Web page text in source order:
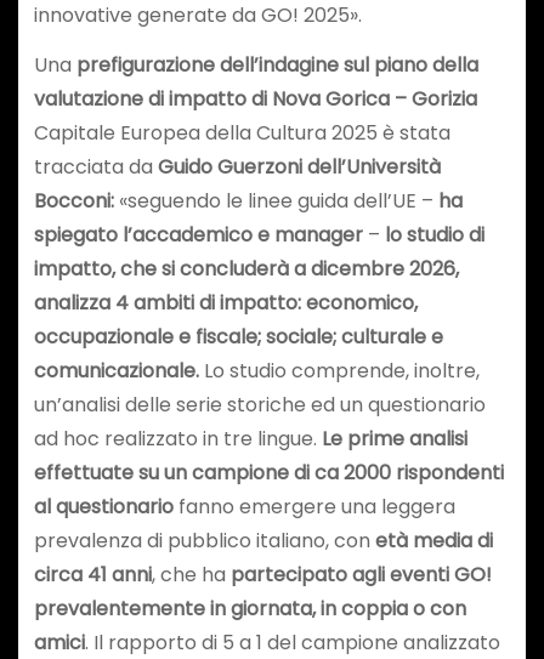
innovative generate da GO! 2025».
Una prefigurazione dell’indagine sul piano della
valutazione di impatto di Nova Gorica – Gorizia
Capitale Europea della Cultura 2025 è stata
tracciata da Guido Guerzoni dell’Università
Bocconi: «seguendo le linee guida dell’UE – ha
spiegato l’accademico e manager– lo studio di
impatto, che si concluderà a dicembre 2026,
analizza 4 ambiti di impatto: economico,
occupazionale e fiscale; sociale; culturale e
comunicazionale.Lo studio comprende, inoltre,
un’analisi delle serie storiche ed un questionario
ad hoc realizzato in tre lingue. Le prime analisi
effettuate su un campione di ca 2000 rispondenti
al questionariofanno emergere una leggera
prevalenza di pubblico italiano, con età media di
circa 41 anni, che ha partecipato agli eventi GO!
prevalentemente in giornata, in coppia o con
amici. Il rapporto di 5 a 1 del campione analizzato